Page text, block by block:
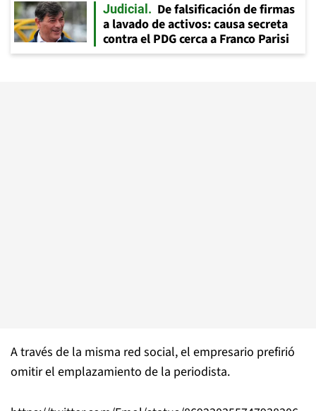
Judicial
De falsificación de firmas
a lavado de activos: causa secreta
contra el PDG cerca a Franco Parisi
A través de la misma red social, el empresario prefirió
omitir el emplazamiento de la periodista.